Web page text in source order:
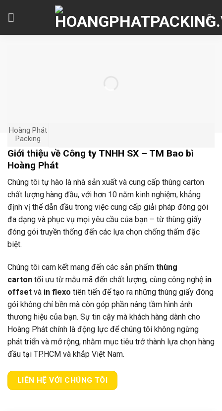
Hoàng Phát
Packing
Giới thiệu về Công ty TNHH SX – TM Bao bì
Hoàng Phát
Chúng tôi tự hào là nhà sản xuất và cung cấp thùng carton
chất lượng hàng đầu, với hơn 10 năm kinh nghiệm, khẳng
định vị thế dẫn đầu trong việc cung cấp giải pháp đóng gói
đa dạng và phục vụ mọi yêu cầu của bạn – từ thùng giấy
đóng gói truyền thống đến các lựa chọn chống thấm đặc
biệt.
Chúng tôi cam kết mang đến các sản phẩm thùng
carton tối ưu từ mẫu mã đến chất lượng, cùng công nghệ in
offset và in flexo tiên tiến để tạo ra những thùng giấy đóng
gói không chỉ bền mà còn góp phần nâng tầm hình ảnh
thương hiệu của bạn. Sự tin cậy mà khách hàng dành cho
Hoàng Phát chính là động lực để chúng tôi không ngừng
phát triển và mở rộng, nhằm mục tiêu trở thành lựa chọn hàng
đầu tại TP.HCM và khắp Việt Nam.
LIÊN HỆ VỚI CHÚNG TÔI